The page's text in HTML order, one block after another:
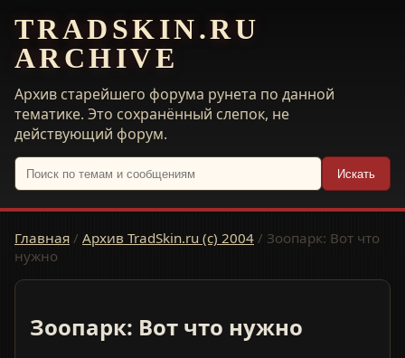
TRADSKIN.RU
ARCHIVE
Архив старейшего форума рунета по данной
тематике. Это сохранённый слепок, не
действующий форум.
Искать
Главная / Архив TradSkin.ru (с) 2004 / Зоопарк: Вот что
нужно
Зоопарк: Вот что нужно